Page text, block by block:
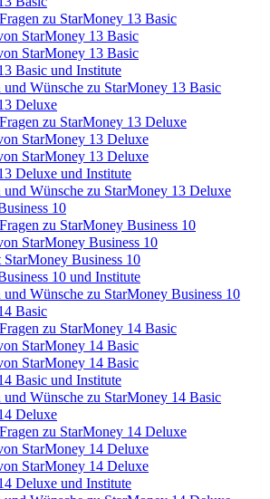
zu StarMoney 13 Basic
StarMoney 13 Basic
StarMoney 13 Basic
Basic und Institute
Wünsche zu StarMoney 13 Basic
Deluxe
zu StarMoney 13 Deluxe
StarMoney 13 Deluxe
StarMoney 13 Deluxe
Deluxe und Institute
Wünsche zu StarMoney 13 Deluxe
10
zu StarMoney Business 10
StarMoney Business 10
Business 10
10 und Institute
Wünsche zu StarMoney Business 10
Basic
zu StarMoney 14 Basic
StarMoney 14 Basic
StarMoney 14 Basic
Basic und Institute
Wünsche zu StarMoney 14 Basic
Deluxe
zu StarMoney 14 Deluxe
StarMoney 14 Deluxe
StarMoney 14 Deluxe
Deluxe und Institute